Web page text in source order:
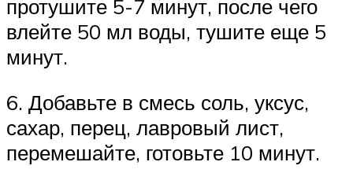
протушите 5-7 минут, после чего
влейте 50 мл воды, тушите еще 5
минут.
6. Добавьте в смесь соль, уксус,
сахар, перец, лавровый лист,
перемешайте, готовьте 10 минут.